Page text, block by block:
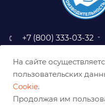
+7 (800) 333-03-32
baz@belabraziv.ru
308009, Россия, г.
На сайте
пользовательских
Cookie.
Продолжая им